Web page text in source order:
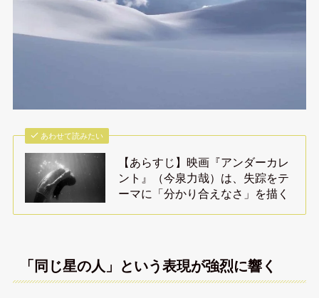
あわせて読みたい
【あらすじ】映画『アンダーカレ
ント』（今泉力哉）は、失踪をテ
ーマに「分かり合えなさ」を描く
「同じ星の人」という表現が強烈に響く